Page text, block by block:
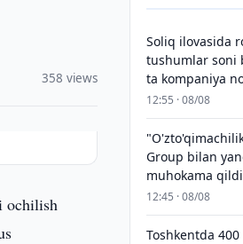
358 views
ochilish
Soliq ilovasida
tushumlar soni
ta kompaniya
12:55 · 08/08
Group bilan
muhokama qildi
12:45 · 08/08
Toshkentda 400